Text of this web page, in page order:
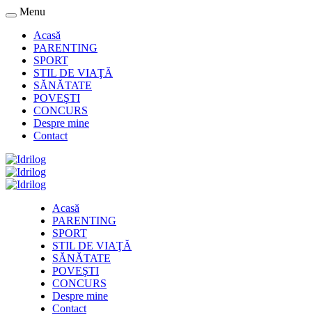
Menu
Acasă
PARENTING
SPORT
STIL DE VIAŢĂ
SĂNĂTATE
POVEŞTI
CONCURS
Despre mine
Contact
Acasă
PARENTING
SPORT
STIL DE VIAŢĂ
SĂNĂTATE
POVEŞTI
CONCURS
Despre mine
Contact